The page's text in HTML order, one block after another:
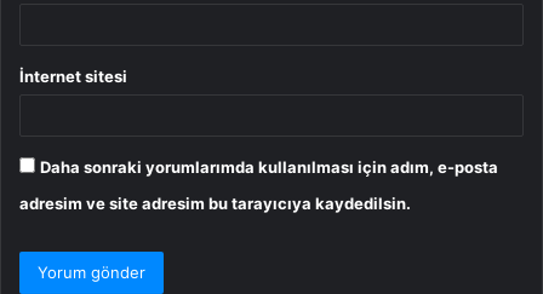
İnternet sitesi
Daha sonraki yorumlarımda kullanılması için adım, e-posta
adresim ve site adresim bu tarayıcıya kaydedilsin.